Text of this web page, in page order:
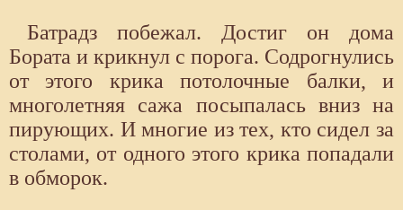
Батрадз побежал. Достиг он дома
Бората и крикнул с порога. Содрогнулись
от этого крика потолочные балки, и
многолетняя сажа посыпалась вниз на
пирующих. И многие из тех, кто сидел за
столами, от одного этого крика попадали
в обморок.